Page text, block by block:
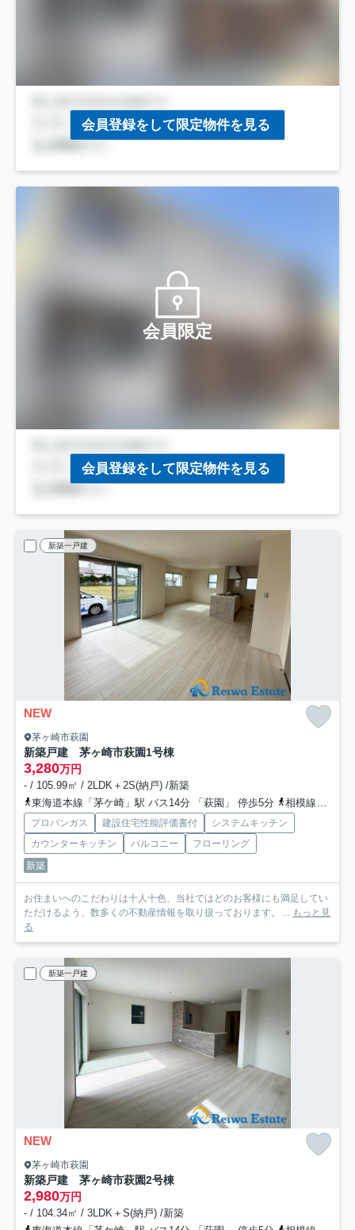
会員登録をして限定物件を見る
会員限定
会員登録をして限定物件を見る
新築一戸建
NEW
茅ヶ崎市萩園
新築戸建 茅ヶ崎市萩園1号棟
3,280万円
- / 105.99㎡ / 2LDK＋2S(納戸) /新築
東海道本線「茅ケ崎」駅 バス14分 「萩園」 停歩5分
相模線「茅ケ崎」駅 バス14分 「萩園」 停歩5分
プロパンガス 建設住宅性能評価書付
システムキッチン
カウンターキッチン
バルコニー
フローリング
新築
お住まいへのこだわりは十人十色、当社ではどのお客様にも満足してい
ただけるよう、数多くの不動産情報を取り扱っております。 ...
もっと見
る
新築一戸建
NEW
茅ヶ崎市萩園
新築戸建 茅ヶ崎市萩園2号棟
2,980万円
- / 104.34㎡ / 3LDK＋S(納戸) /新築